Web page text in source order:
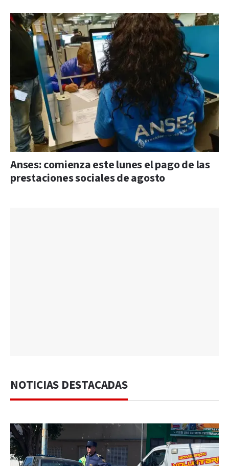
Anses: comienza este lunes el pago de las
prestaciones sociales de agosto
NOTICIAS DESTACADAS